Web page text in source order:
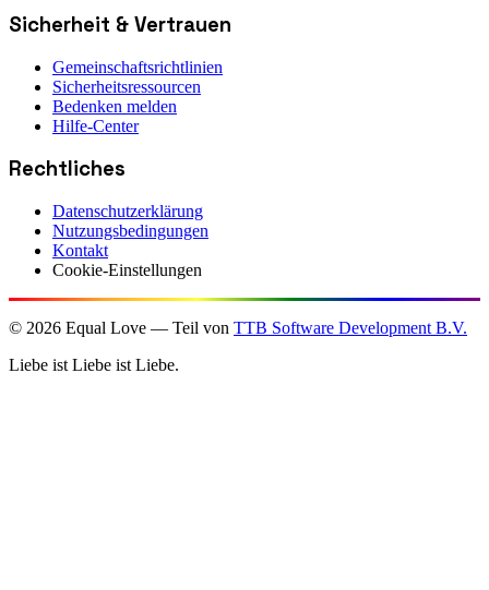
Sicherheit & Vertrauen
Gemeinschaftsrichtlinien
Sicherheitsressourcen
Bedenken melden
Hilfe-Center
Rechtliches
Datenschutzerklärung
Nutzungsbedingungen
Kontakt
Cookie-Einstellungen
© 2026 Equal Love — Teil von TTB Software Development B.V.
Liebe ist Liebe ist Liebe.